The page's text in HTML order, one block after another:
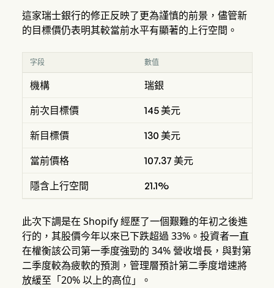
這家瑞士銀行的修正反映了更為謹慎的前景，儘管新
的目標價仍表明其較當前水平有顯著的上行空間。
字段 數值
機構 瑞銀
前次目標價 145 美元
新目標價 130 美元
當前價格 107.37 美元
隱含上行空間 21.1%
此次下調是在 Shopify 經歷了一個艱難的年初之後進
行的，其股價今年以來已下跌超過 33%。投資者一直
在權衡該公司第一季度強勁的 34% 營收增長，與對第
二季度較為疲軟的預測，管理層預計第二季度增速將
放緩至「20% 以上的高位」。